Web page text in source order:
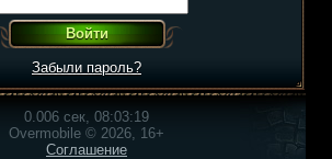
Забыли пароль?
0.006 сек, 08:03:19
Overmobile © 2026, 16+
Соглашение